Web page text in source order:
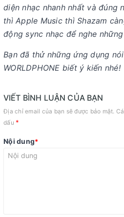
diện nhạc nhanh nhất và đúng
thì Apple Music thì Shazam
động sync nhạc để nghe
Bạn đã thử những ứng dụng
WORLDPHONE biết ý kiến nhé!
VIẾT BÌNH LUẬN CỦA BẠN
Địa chỉ email của bạn sẽ được bảo mật.
dấu *
Nội dung*